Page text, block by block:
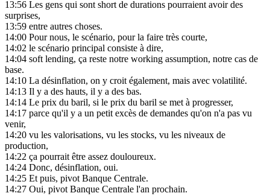
13:56 Les gens qui sont short de durations pourraient avoir des
surprises,
13:59 entre autres choses.
14:00 Pour nous, le scénario, pour la faire très courte,
14:02 le scénario principal consiste à dire,
14:04 soft lending, ça reste notre working assumption, notre cas de
base.
14:10 La désinflation, on y croit également, mais avec volatilité.
14:13 Il y a des hauts, il y a des bas.
14:14 Le prix du baril, si le prix du baril se met à progresser,
14:17 parce qu'il y a un petit excès de demandes qu'on n'a pas vu
venir,
14:20 vu les valorisations, vu les stocks, vu les niveaux de
production,
14:22 ça pourrait être assez douloureux.
14:24 Donc, désinflation, oui.
14:25 Et puis, pivot Banque Centrale.
14:27 Oui, pivot Banque Centrale l'an prochain.